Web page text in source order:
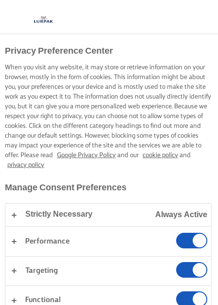
Privacy Preference Center
When you visit any website, it may store or retrieve information on your
browser, mostly in the form of cookies. This information might be about
you, your preferences or your device and is mostly used to make the site
work as you expect it to. The information does not usually directly identify
you, but it can give you a more personalized web experience. Because we
respect your right to privacy, you can choose not to allow some types of
cookies. Click on the different category headings to find out more and
change our default settings. However, blocking some types of cookies
may impact your experience of the site and the services we are able to
offer. Please read
Google Privacy Policy and our cookie policy and
privacy policy
Manage Consent Preferences
Strictly Necessary Always Active
Performance
Targeting
Functional